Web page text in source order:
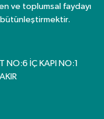
ve toplumsal faydayı
bütünleştirmektir.
NO:6 İÇ KAPI NO:1